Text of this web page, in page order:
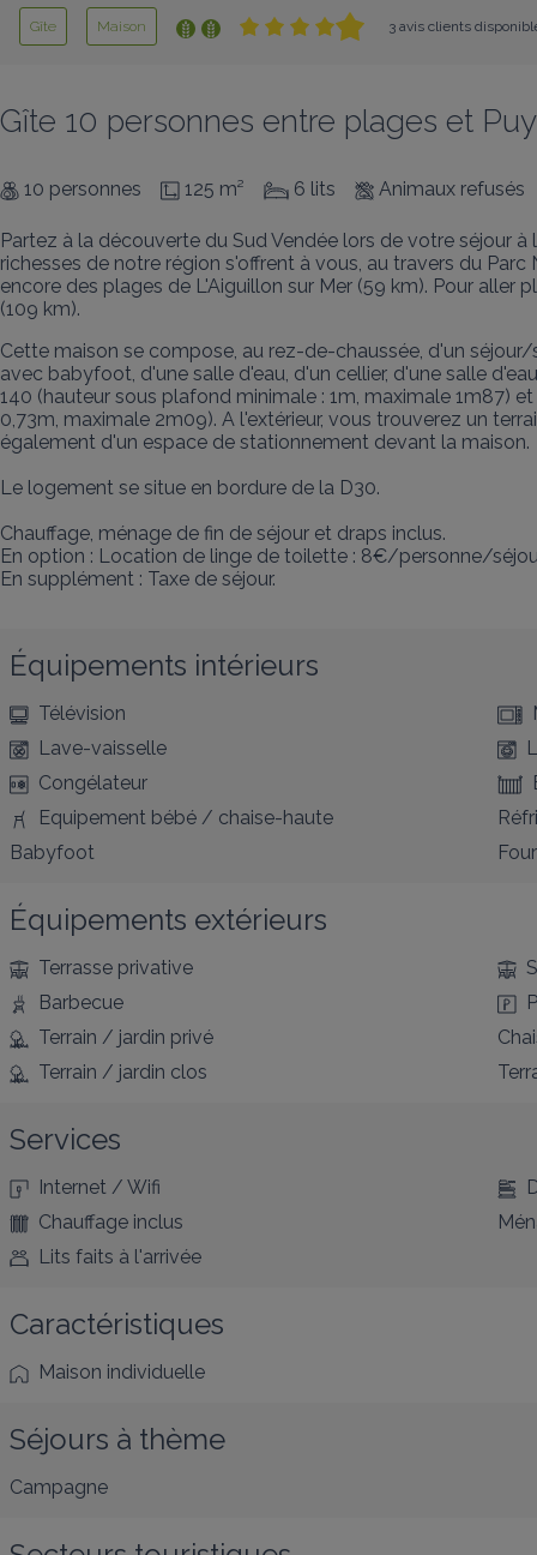
Gîte Maison 3 avis clients
Gîte 10 personnes entre plages et
10 personnes 125 m² 6 lits Animaux refusés
Partez à la découverte du Sud Vendée lors de votre séjour
richesses de notre région s'offrent à vous, au travers du
encore des plages de L'Aiguillon sur Mer (59 km). Pour
(109 km).
Cette maison se compose, au rez-de-chaussée, d'un
avec babyfoot, d'une salle d'eau, d'un cellier, d'une salle
140 (hauteur sous plafond minimale : 1m, maximale 1m87)
0,73m, maximale 2m09). A l'extérieur, vous trouverez un
également d'un espace de stationnement devant la maison.
Le logement se situe en bordure de la D30.
Chauffage, ménage de fin de séjour et draps inclus.
En option : Location de linge de toilette : 8€/personne/
En supplément : Taxe de séjour.
Équipements intérieurs
Télévision
Lave-vaisselle
Congélateur
Equipement bébé / chaise-haute
Babyfoot
Four
Équipements extérieurs
Terrasse privative
Barbecue
Terrain / jardin privé
Terrain / jardin clos
Services
Internet / Wifi
Chauffage inclus
Lits faits à l'arrivée
Caractéristiques
Maison individuelle
Séjours à thème
Campagne